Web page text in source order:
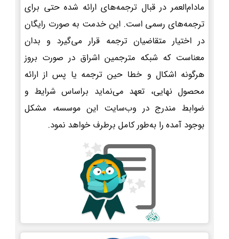
مادام‌العمر در قبال ترجمه‌های ارائه شده حتی برای
ترجمه‌های رسمی است. این خدمت به صورت رایگان
در اختیار متقاضیان ترجمه قرار می‌گیرد و بدان
معناست که شبکه مترجمین اشراق در صورت بروز
هرگونه اشکال و خطا حین ترجمه یا پس از ارائه
محصول نهایی، تعهد می‌نماید براساس شرایط و
ضوابط مندرج در وب‌سایت این موسسه، مشکل
بوجود آمده را به‌طور کامل برطرف خواهد نمود.